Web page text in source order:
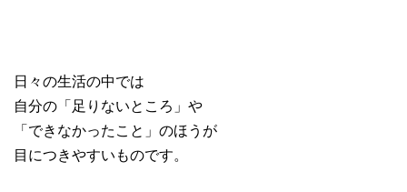
日々の生活の中では
自分の「足りないところ」や
「できなかったこと」のほうが
目につきやすいものです。